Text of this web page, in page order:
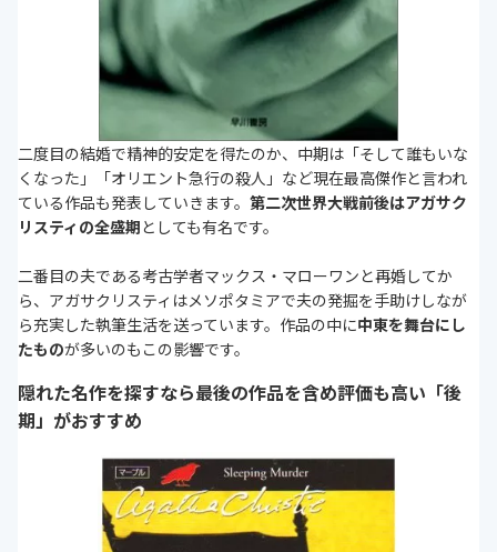
二度目の結婚で精神的安定を得たのか、中期は「そして誰もいな
くなった」「オリエント急行の殺人」など現在最高傑作と言われ
ている作品も発表していきます。 第二次世界大戦前後はアガサク
リスティの全盛期としても有名です。
二番目の夫である考古学者マックス・マローワンと再婚してか
ら、アガサクリスティはメソポタミアで夫の発掘を手助けしなが
ら充実した執筆生活を送っています。作品の中に中東を舞台にし
たものが多いのもこの影響です。
隠れた名作を探すなら最後の作品を含め評価も高い「後
期」がおすすめ